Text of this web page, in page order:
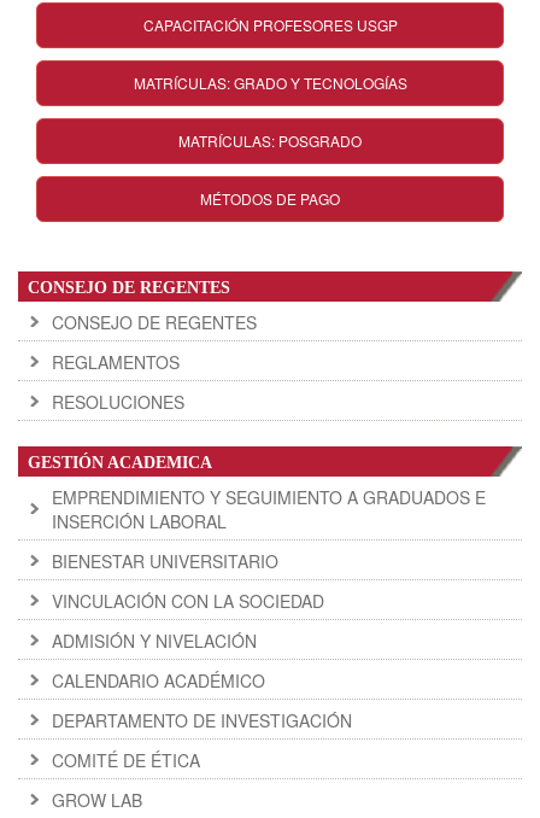
CAPACITACIÓN PROFESORES USGP
MATRÍCULAS: GRADO Y TECNOLOGÍAS
MATRÍCULAS: POSGRADO
MÉTODOS DE PAGO
CONSEJO DE REGENTES
CONSEJO DE REGENTES
REGLAMENTOS
RESOLUCIONES
GESTIÓN ACADEMICA
EMPRENDIMIENTO Y SEGUIMIENTO A GRADUADOS E
INSERCIÓN LABORAL
BIENESTAR UNIVERSITARIO
VINCULACIÓN CON LA SOCIEDAD
ADMISIÓN Y NIVELACIÓN
CALENDARIO ACADÉMICO
DEPARTAMENTO DE INVESTIGACIÓN
COMITÉ DE ÉTICA
GROW LAB